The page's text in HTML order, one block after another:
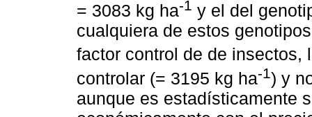
= 3083 kg ha-1 y el del
cualquiera de estos
factor control de de insectos,
controlar (= 3195 kg ha-1) y
aunque es estadísticamente